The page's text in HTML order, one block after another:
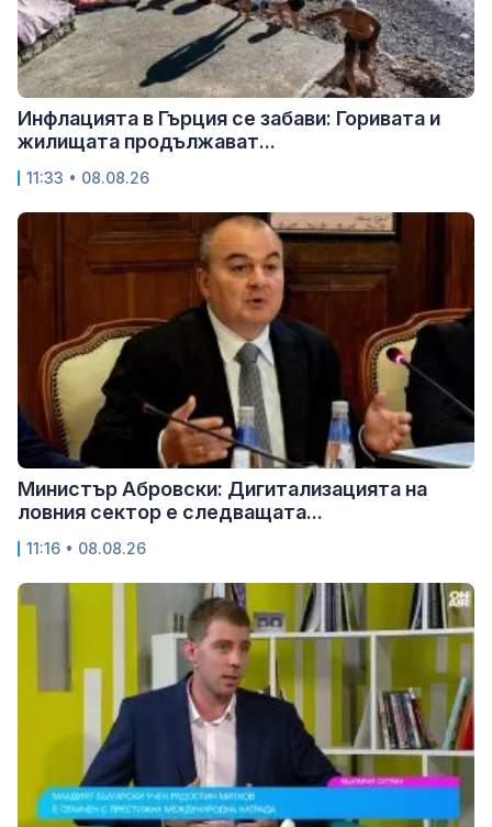
Инфлацията в Гърция се забави: Горивата и
жилищата продължават...
11:33 • 08.08.26
Министър Абровски: Дигитализацията на
ловния сектор е следващата...
11:16 • 08.08.26